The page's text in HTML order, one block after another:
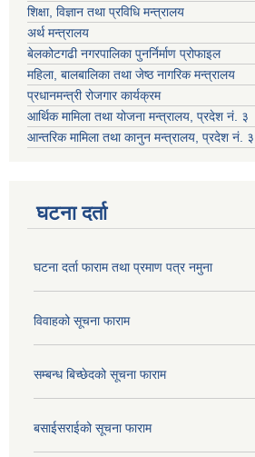
शिक्षा, विज्ञान तथा प्रविधि मन्त्रालय
अर्थ मन्त्रालय
बेलकोटगढी नगरपालिका पुनर्निर्माण प्रोफाइल
महिला, बालबालिका तथा जेष्ठ नागरिक मन्त्रालय
प्रधानमन्त्री रोजगार कार्यक्रम
आर्थिक मामिला तथा योजना मन्त्रालय, प्रदेश नं. ३
आन्तरिक मामिला तथा कानुन मन्त्रालय, प्रदेश नं. ३
घटना दर्ता
घटना दर्ता फाराम तथा प्रमाण पत्र नमुना
विवाहको सूचना फाराम
सम्बन्ध बिच्छेदको सूचना फाराम
बसाईसराईको सूचना फाराम